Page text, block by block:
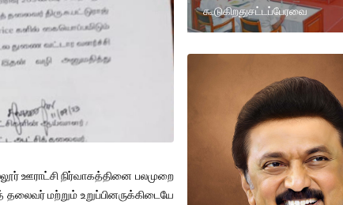
ஊராட்சி நிர்வாகத்தினை பலமுறை
மற்றும் உறுப்பினருக்கிடையே
கூடுகிறதுசட்டப்பேரவை